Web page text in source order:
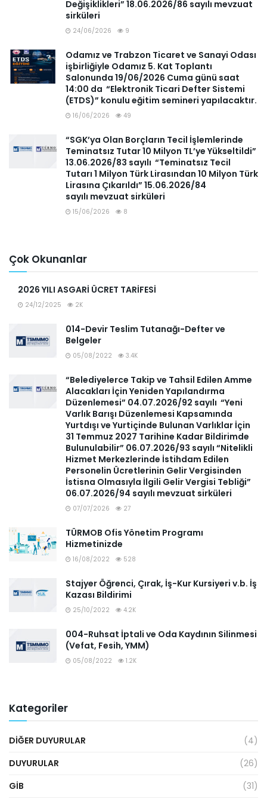
Değişiklikleri” 18.06.2026/86 sayılı mevzuat
sirküleri
24/06/2026 9
Odamız ve Trabzon Ticaret ve Sanayi Odası
işbirliğiyle Odamız 5. Kat Toplantı
Salonunda 19/06/2026 Cuma günü saat
14:00 da “Elektronik Ticari Defter Sistemi
(ETDS)” konulu eğitim semineri yapılacaktır.
16/06/2026 49
“SGK’ya Olan Borçların Tecil İşlemlerinde
Teminatsız Tutar 10 Milyon TL’ye Yükseltildi”
13.06.2026/83 sayılı “Teminatsız Tecil
Tutarı 1 Milyon Türk Lirasından 10 Milyon Türk
Lirasına Çıkarıldı” 15.06.2026/84
sayılı mevzuat sirküleri
15/06/2026 8
Çok Okunanlar
2026 YILI ASGARİ ÜCRET TARİFESİ
24/12/2025 2K
014-Devir Teslim Tutanağı-Defter ve
Belgeler
05/08/2022 3.4K
“Belediyelerce Takip ve Tahsil Edilen Amme
Alacakları İçin Yeniden Yapılandırma
Düzenlemesi” 04.07.2026/92 sayılı “Yeni
Varlık Barışı Düzenlemesi Kapsamında
Yurtdışı ve Yurtiçinde Bulunan Varlıklar İçin
31 Temmuz 2027 Tarihine Kadar Bildirimde
Bulunulabilir” 06.07.2026/93 sayılı “Nitelikli
Hizmet Merkezlerinde İstihdam Edilen
Personelin Ücretlerinin Gelir Vergisinden
İstisna Olmasıyla İlgili Gelir Vergisi Tebliği”
06.07.2026/94 sayılı mevzuat sirküleri
07/07/2026 27
TÜRMOB Ofis Yönetim Programı
Hizmetinizde
16/08/2022 528
Stajyer Öğrenci, Çırak, İş-Kur Kursiyeri v.b. İş
Kazası Bildirimi
25/10/2022 4.2K
004-Ruhsat İptali ve Oda Kaydının Silinmesi
(Vefat, Fesih, YMM)
05/08/2022 1.2K
Kategoriler
DIĞER DUYURULAR
(4)
DUYURULAR
(26)
GİB
(31)